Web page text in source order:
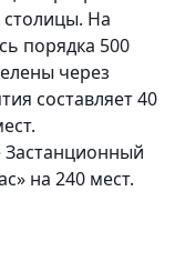
столицы. На
порядка 500
через
составляет 40
Застанционный
на 240 мест.